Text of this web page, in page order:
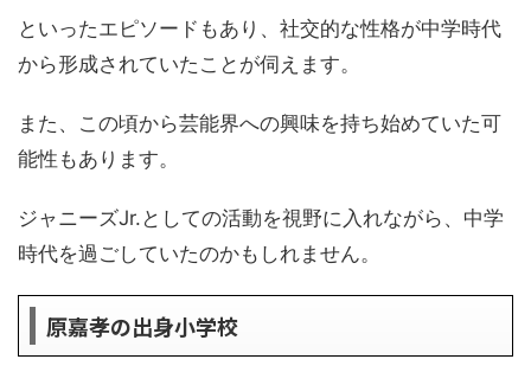
といったエピソードもあり、社交的な性格が中学時代
から形成されていたことが伺えます。
また、この頃から芸能界への興味を持ち始めていた可
能性もあります。
ジャニーズJr.としての活動を視野に入れながら、中学
時代を過ごしていたのかもしれません。
原嘉孝の出身小学校